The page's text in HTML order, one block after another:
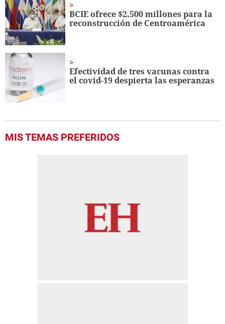
BCIE ofrece $2,500 millones para la
reconstrucción de Centroamérica
Efectividad de tres vacunas contra
el covid-19 despierta las esperanzas
MIS TEMAS PREFERIDOS